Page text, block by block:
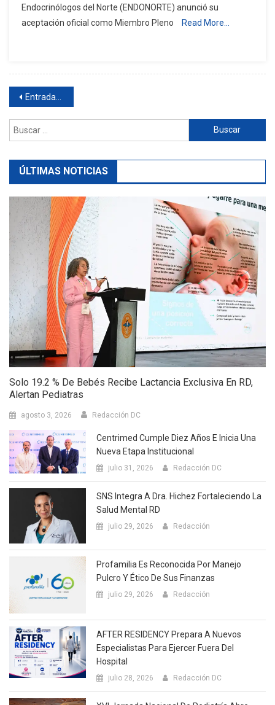
Diabetes
Endocrinólogos del Norte (ENDONORTE) anunció su
aceptación oficial como Miembro Pleno
Read More…
Navegación
de
entradas
Entradas anteriores
Buscar:
ÚLTIMAS NOTICIAS
Solo 19.2 % De Bebés Recibe Lactancia Exclusiva En RD,
Alertan Pediatras
agosto 3, 2026 Redacción DC
Centrimed Cumple Diez Años E Inicia Una
Nueva Etapa Institucional
julio 31, 2026 Redacción DC
SNS Integra A Dra. Hichez Fortaleciendo La
Salud Mental RD
julio 29, 2026 Redacción
Profamilia Es Reconocida Por Manejo
Pulcro Y Ético De Sus Finanzas
julio 29, 2026 Redacción
AFTER RESIDENCY Prepara A Nuevos
Especialistas Para Ejercer Fuera Del
Hospital
julio 28, 2026 Redacción DC